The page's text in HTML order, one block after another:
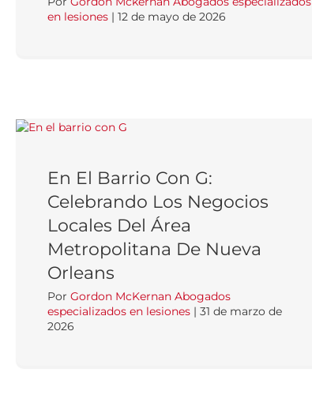
en lesiones | 12 de mayo de 2026
En El Barrio Con G:
Celebrando Los Negocios
Locales Del Área
Metropolitana De Nueva
Orleans
Por Gordon McKernan Abogados
especializados en lesiones | 31 de marzo de
2026